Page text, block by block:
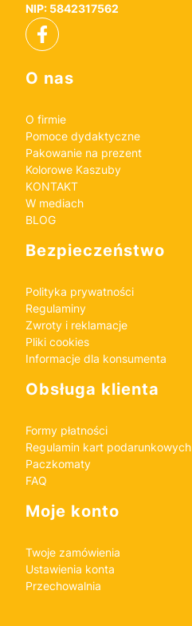
NIP: 5842317562
Linki w stopce
O nas
O firmie
Pomoce dydaktyczne
Pakowanie na prezent
Kolorowe Kaszuby
KONTAKT
W mediach
BLOG
Bezpieczeństwo
Polityka prywatności
Regulaminy
Zwroty i reklamacje
Pliki cookies
Informacje dla konsumenta
Obsługa klienta
Formy płatności
Regulamin kart podarunkowych
Paczkomaty
FAQ
Moje konto
Twoje zamówienia
Ustawienia konta
Przechowalnia